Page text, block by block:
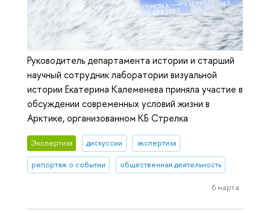
Руководитель департамента истории и старший
научный сотрудник лаборатории визуальной
истории Екатерина Калеменева приняла участие в
обсуждении современных условий жизни в
Арктике, организованном КБ Стрелка
Экспертиза дискуссии экспертиза
репортаж о событии общественная деятельность
6 марта